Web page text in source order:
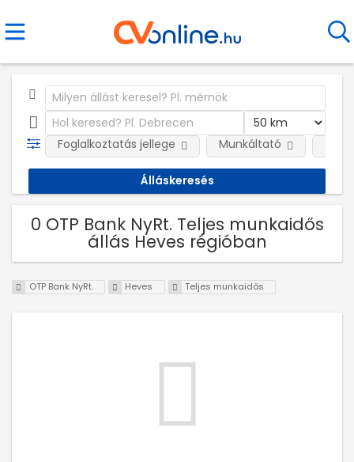
Foglalkoztatás jellege Munkáltató
0 OTP Bank NyRt. Teljes munkaidős
állás Heves régióban
OTP Bank NyRt. Heves Teljes munkaidős